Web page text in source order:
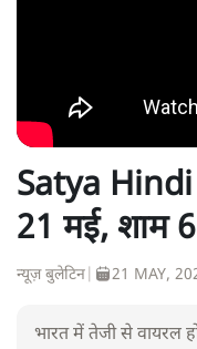
Satya
21 मई, शाम
न्यूज़ बुलेटिन 21 MAY,
भारत में तेजी से वायरल